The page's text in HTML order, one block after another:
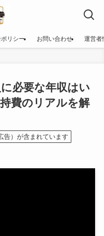
ポリシー お問い合わせ 運営者
必要な年収はい
費のリアルを解
告）が含まれています